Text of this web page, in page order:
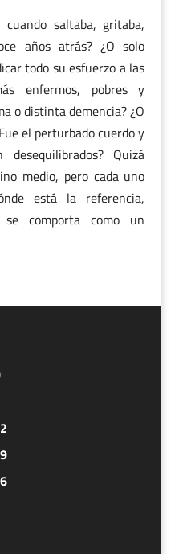
saltaba, gritaba,
años atrás? ¿O solo
todo su esfuerzo a las
enfermos, pobres y
o distinta demencia? ¿O
el perturbado cuerdo y
Quizá
medio, pero cada uno
está la referencia,
comporta como un